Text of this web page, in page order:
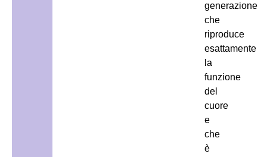
generazione
che
riproduce
esattamente
la
funzione
del
cuore
e
che
è